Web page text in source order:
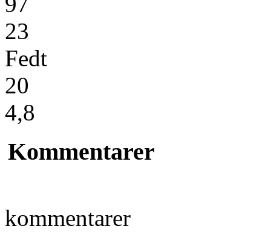
23
Fedt
20
4,8
Kommentarer
kommentarer